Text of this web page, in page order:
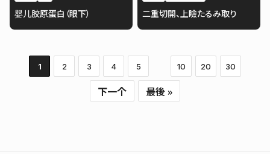
婴儿胶原蛋白（眼下） 二重切開、上瞼たるみ取り
1 2 3 4 5 10 20 30
下一个 最後 »